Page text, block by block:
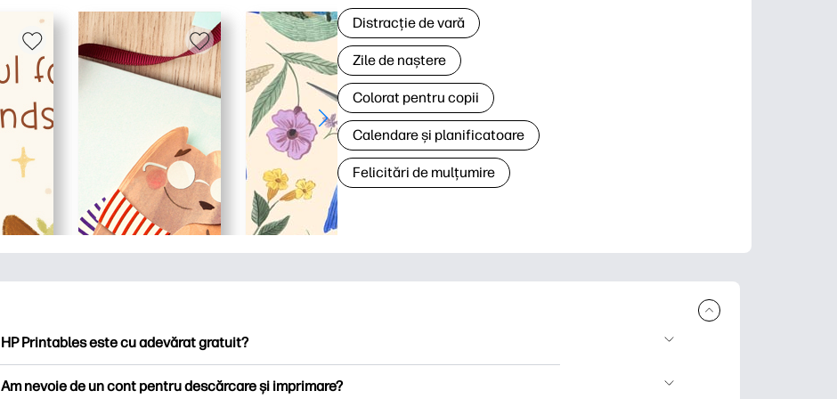
Distracție de vară
Zile de naștere
Colorat pentru copii
Calendare și planificatoare
Felicitări de mulțumire
HP Printables este cu adevărat gratuit?
Am nevoie de un cont pentru descărcare și imprimare?